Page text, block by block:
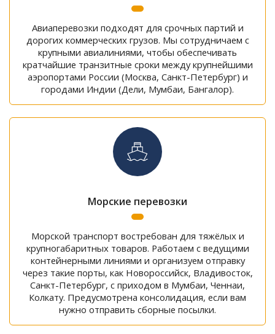
Авиаперевозки подходят для срочных партий и
дорогих коммерческих грузов. Мы сотрудничаем с
крупными авиалиниями, чтобы обеспечивать
кратчайшие транзитные сроки между крупнейшими
аэропортами России (Москва, Санкт-Петербург) и
городами Индии (Дели, Мумбаи, Бангалор).
Морские перевозки
Морской транспорт востребован для тяжёлых и
крупногабаритных товаров. Работаем с ведущими
контейнерными линиями и организуем отправку
через такие порты, как Новороссийск, Владивосток,
Санкт-Петербург, с приходом в Мумбаи, Ченнаи,
Колкату. Предусмотрена консолидация, если вам
нужно отправить сборные посылки.